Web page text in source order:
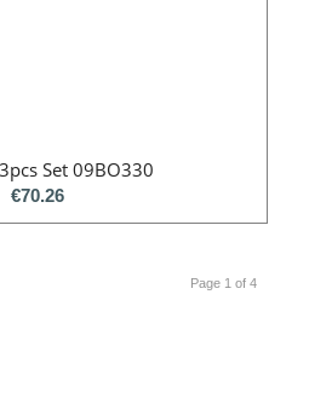
Set 09BO330
€70.26
Page 1 of 4